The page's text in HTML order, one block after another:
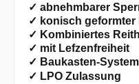
✓ abnehmbarer
✓ konisch geformter
✓ Kombiniertes
✓ mit Lefzenfreiheit
✓ Baukasten-System
✓ LPO Zulassung